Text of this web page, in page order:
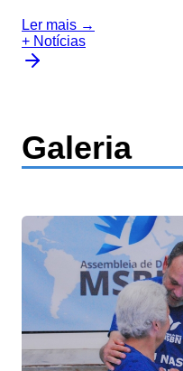
Ler mais →
+ Notícias
Galeria